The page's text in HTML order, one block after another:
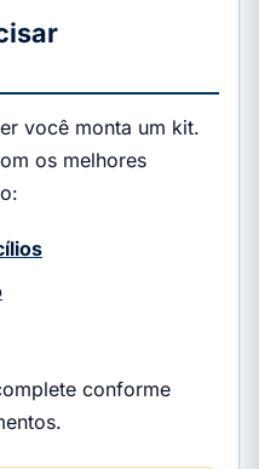
você monta um kit.
os melhores
conforme